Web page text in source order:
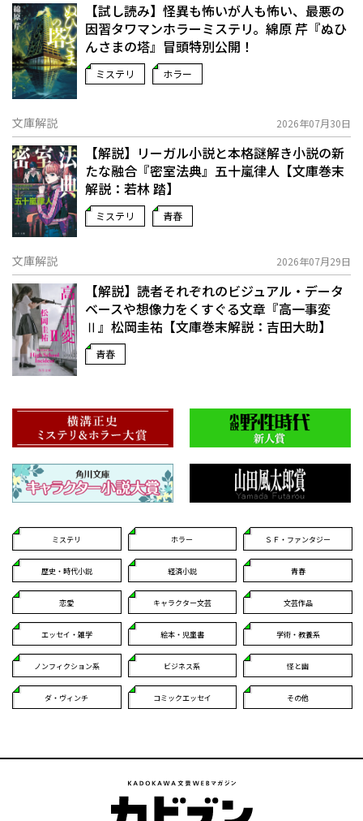
【試し読み】怪異も怖いが人も怖い、最悪の
因習タワマンホラーミステリ。綿原 芹『ぬひ
んさまの塔』冒頭特別公開！
ミステリ ホラー
文庫解説 2026年07月30日
【解説】リーガル小説と本格謎解き小説の新
たな融合――『密室法典』五十嵐律人【文庫巻末
解説：若林 踏】
ミステリ 青春
文庫解説 2026年07月29日
【解説】読者それぞれのビジュアル・データ
ベースや想像力をくすぐる文章――『高一事変
Ⅱ』松岡圭祐【文庫巻末解説：吉田大助】
青春
ミステリ ホラー ＳＦ・ファンタジー
歴史・時代小説 経済小説 青春
恋愛 キャラクター文芸 文芸作品
エッセイ・雑学 絵本・児童書 学術・教養系
ノンフィクション系 ビジネス系 怪と幽
ダ・ヴィンチ コミックエッセイ その他